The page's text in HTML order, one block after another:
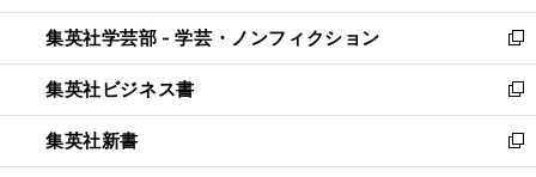
開
く
ウ
で
開
く
ン
ド
ウ
で
開
く
ウ
ィ
ン
ド
ウ
で
開
集英社学芸部 - 学芸・ノンフィクション
新
し
い
ウ
ィ
ン
集英社ビジネス書
新
し
い
ウ
集英社新書
新
し